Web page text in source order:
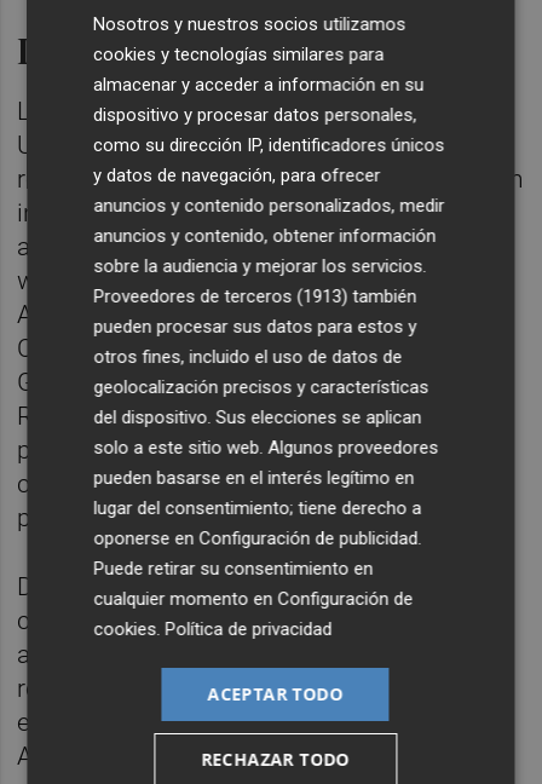
Información continua
La Consejería de Medio Ambiente,
Universidades, Investigación y Mar Menor
recuerda a todos los ciudadanos que pueden
informarse de la situación de la calidad del
aire en la Región a través de la
web https://sinqlair.carm.es/calidadaire/.
Además, a través del novedoso Índice de
Calidad del Aire Municipal creado por el
Grupo de Modelización Atmosférica de
Regional de la Universidad de Murcia, se
puede consultar el estado actual de la
calidad del aire y la predicción para las
próximas 24 horas municipio por municipio.
Desde la Consejería se mantiene
comunicación constante con las
administraciones locales, ya que se están
registrando diferentes niveles de actuación
establecidos en el Protocolo Marco de
Actuación Municipal en episodios de
Nosotros y nuestros socios utilizamos
cookies y tecnologías similares para
almacenar y acceder a información en su
dispositivo y procesar datos personales,
como su dirección IP, identificadores únicos
y datos de navegación, para ofrecer
anuncios y contenido personalizados, medir
anuncios y contenido, obtener información
sobre la audiencia y mejorar los servicios.
Proveedores de terceros (1913) también
pueden procesar sus datos para estos y
otros fines, incluido el uso de datos de
geolocalización precisos y características
del dispositivo. Sus elecciones se aplican
solo a este sitio web. Algunos proveedores
pueden basarse en el interés legítimo en
lugar del consentimiento; tiene derecho a
oponerse enConfiguración de publicidad
Puede retirar su consentimiento en
cualquier momento enConfiguración de
cookies .Política de privacidad
ACEPTAR TODO
RECHAZAR TODO